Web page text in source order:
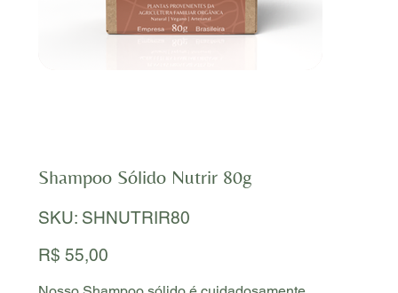
Shampoo Sólido Nutrir 80g
SKU: SKU
SHNUTRIR80
SHNUTRIR80
R$ 55,00